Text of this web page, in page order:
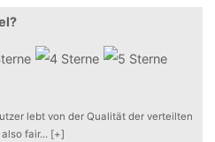
lebt von der Qualität der verteilten
fair... [+]